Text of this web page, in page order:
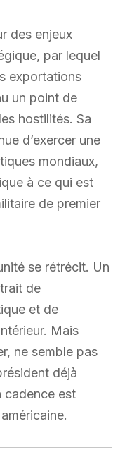
des enjeux
par lequel
exportations
un point de
hostilités. Sa
d’exercer une
mondiaux,
à ce qui est
de premier
se rétrécit. Un
de
et de
Mais
ne semble pas
déjà
cadence est